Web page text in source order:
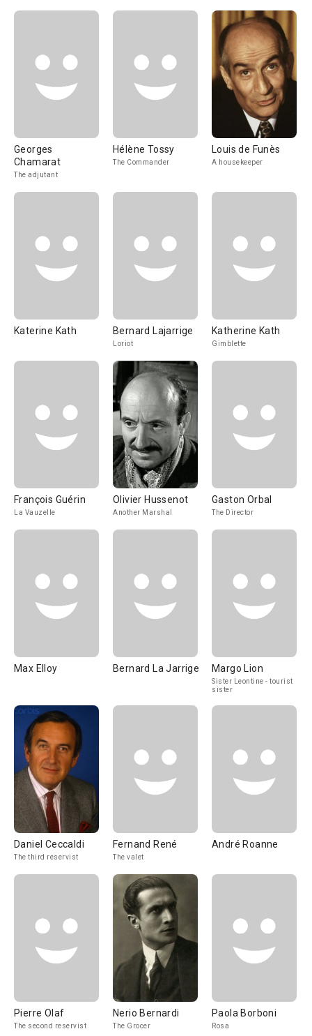
Georges
Chamarat
The adjutant
Hélène Tossy
The Commander
Louis de Funès
A housekeeper
Katerine Kath Bernard Lajarrige
Loriot
Katherine Kath
Gimblette
François Guérin
La Vauzelle
Olivier Hussenot
Another Marshal
Gaston Orbal
The Director
Max Elloy Bernard La Jarrige Margo Lion
Sister Leontine - tourist
sister
Daniel Ceccaldi
The third reservist
Fernand René
The valet
André Roanne
Pierre Olaf
The second reservist
Nerio Bernardi
The Grocer
Paola Borboni
Rosa